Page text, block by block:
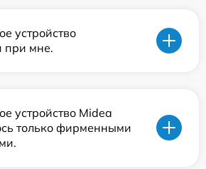
устройство
при мне.
устройство Midea
только фирменными